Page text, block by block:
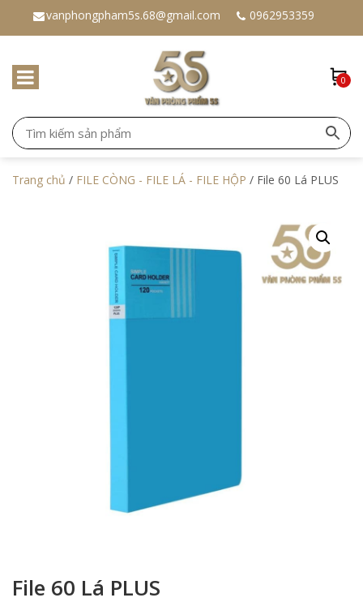
vanphongpham5s.68@gmail.com 0962953359
0
Trang chủ / FILE CÒNG - FILE LÁ - FILE HỘP / File 60 Lá PLUS
File 60 Lá PLUS